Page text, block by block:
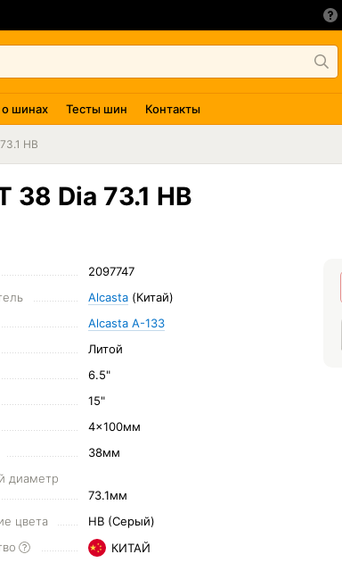
шинах Тесты шин Контакты
HB
Dia 73.1 HB
2097747
Alcasta(Китай)
Alcasta A-133
Литой
6.5"
15"
4x100мм
38мм
диаметр
73.1мм
цвета
HB (Серый)
КИТАЙ